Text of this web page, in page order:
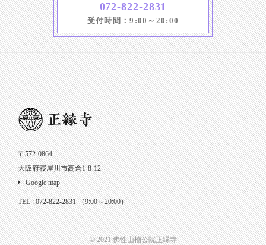
072-822-2831
受付時間：9:00～20:00
〒572-0864
大阪府寝屋川市高倉1-8-12
Google map
TEL : 072-822-2831 （9:00～20:00）
© 2021 佛性山楠公院正縁寺